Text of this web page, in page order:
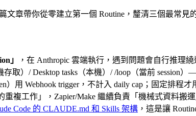
文章帶你從零建立第一個 Routine，釐清三個最常見
」
，在 Anthropic 雲端執行，遇到問題會自行推理
存取）/ Desktop tasks（本機）/ /loop（當前 session
）用 Webhook trigger，不計入 daily cap；固定排程才
重複工作」，Zapier/Make 繼續負責「機械式資料搬運
Code 的 CLAUDE.md 和 Skills 架構 ，這是讓